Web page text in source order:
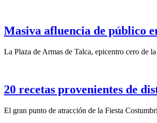
Masiva afluencia de público
La Plaza de Armas de Talca, epicentro cero de
20 recetas provenientes de
El gran punto de atracción de la Fiesta